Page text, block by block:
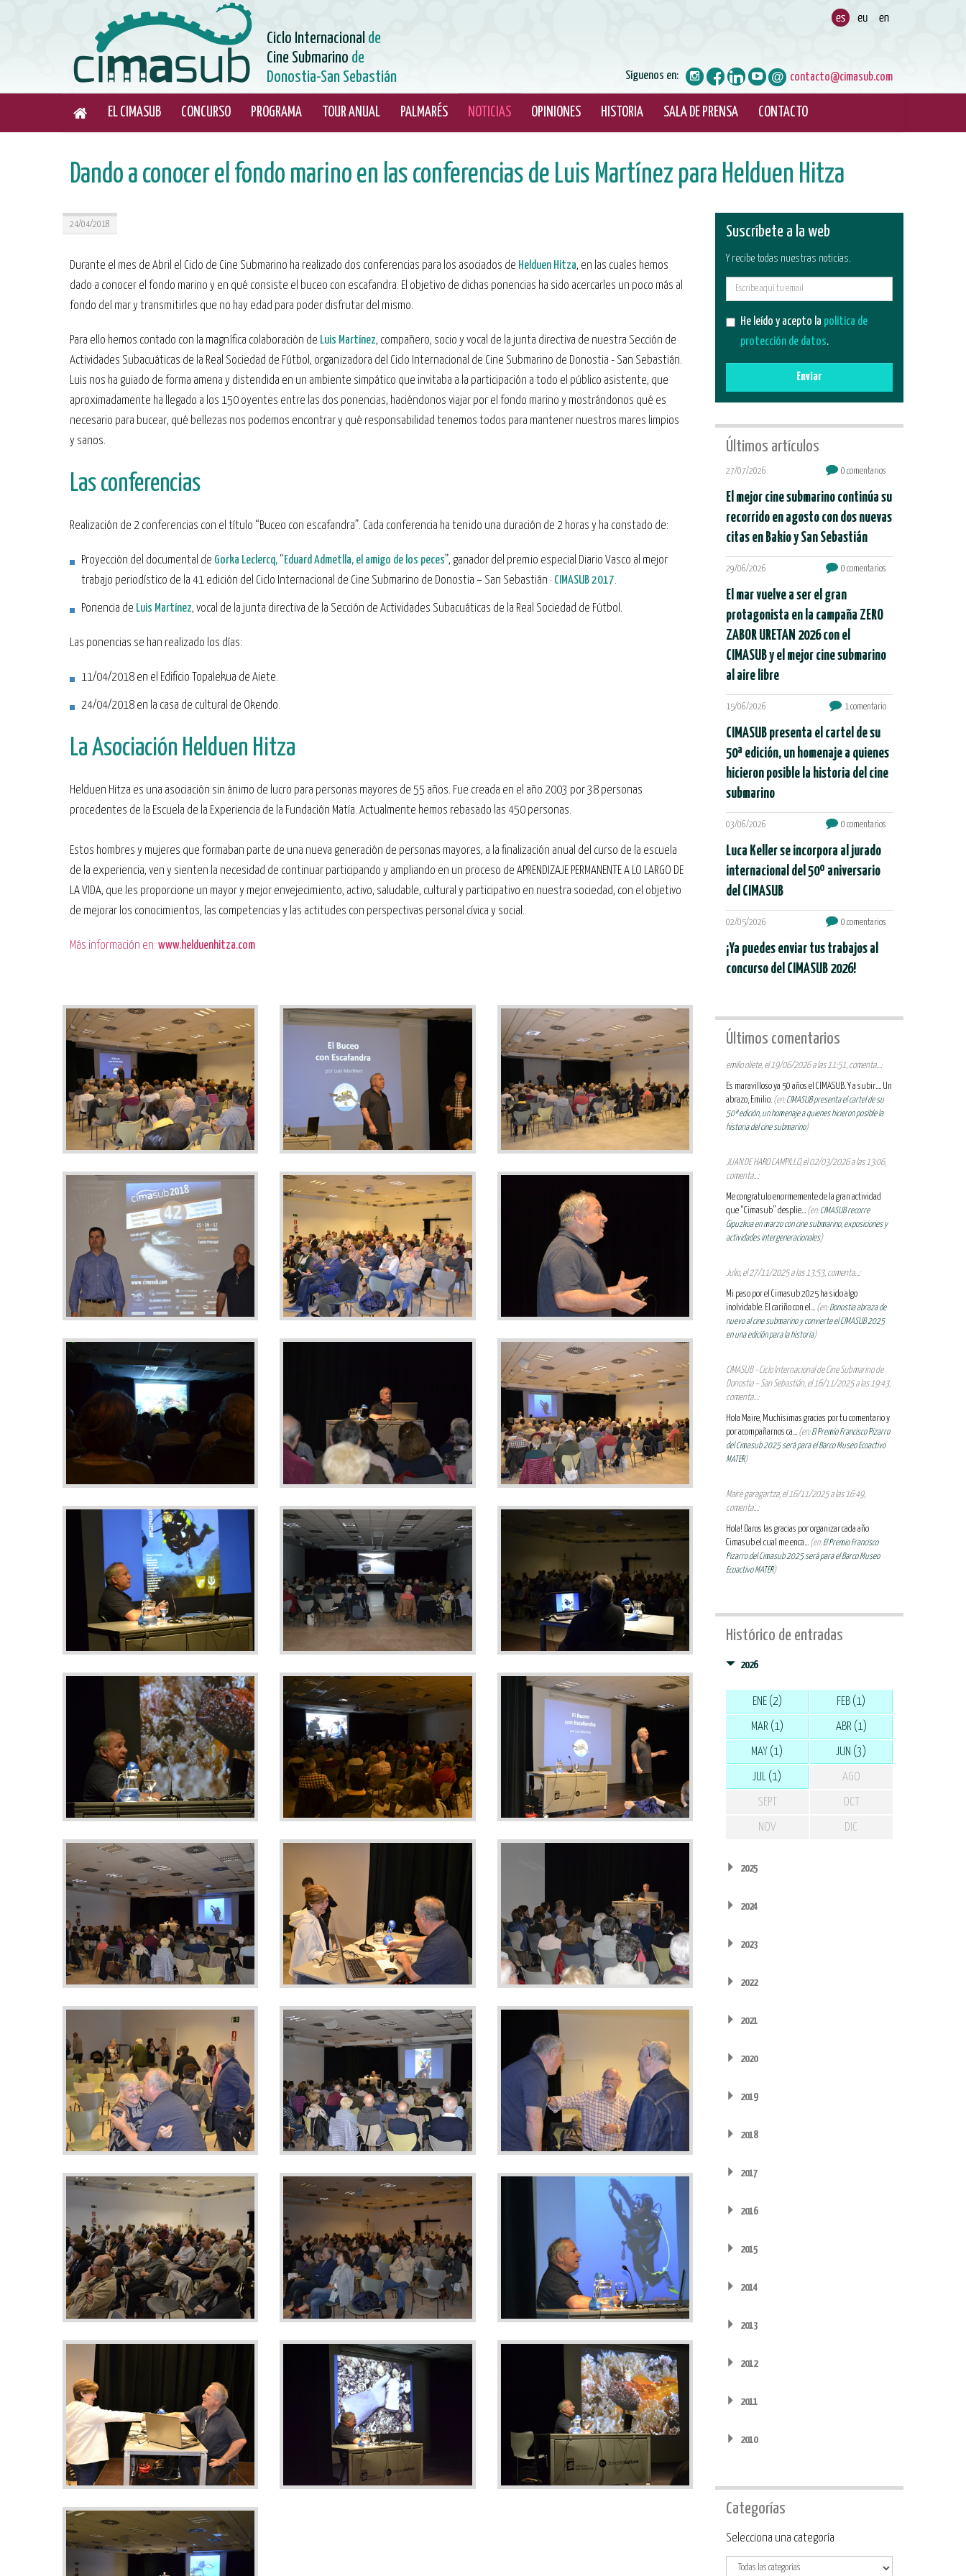
Ciclo Internacional de
Cine Submarino de
Donostia-San Sebastián
contacto@cimasub.com
Síguenos en:
EL CIMASUB CONCURSO PROGRAMA TOUR ANUAL PALMARÉS NOTICIAS OPINIONES HISTORIA SALA DE PRENSA CONTACTO
Dando a conocer el fondo marino en las conferencias de Luis Martínez para Helduen Hitza
24/04/2018
Durante el mes de Abril el Ciclo de Cine Submarino ha realizado dos conferencias para los asociados de Helduen Hitza, en las cuales hemos
dado a conocer el fondo marino y en qué consiste el buceo con escafandra. El objetivo de dichas ponencias ha sido acercarles un poco más al
fondo del mar y transmitirles que no hay edad para poder disfrutar del mismo.
Para ello hemos contado con la magnífica colaboración de Luis Martínez, compañero, socio y vocal de la junta directiva de nuestra Sección de
Actividades Subacuáticas de la Real Sociedad de Fútbol, organizadora del Ciclo Internacional de Cine Submarino de Donostia - San Sebastián.
Luis nos ha guiado de forma amena y distendida en un ambiente simpático que invitaba a la participación a todo el público asistente, que
aproximadamente ha llegado a los 150 oyentes entre las dos ponencias, haciéndonos viajar por el fondo marino y mostrándonos qué es
necesario para bucear, qué bellezas nos podemos encontrar y qué responsabilidad tenemos todos para mantener nuestros mares limpios
y sanos.
Las conferencias
Realización de 2 conferencias con el título “Buceo con escafandra”. Cada conferencia ha tenido una duración de 2 horas y ha constado de:
Proyección del documental de Gorka Leclercq, “Eduard Admetlla, el amigo de los peces”, ganador del premio especial Diario Vasco al mejor
trabajo periodístico de la 41 edición del Ciclo Internacional de Cine Submarino de Donostia – San Sebastián · CIMASUB 2017.
Ponencia de Luis Martínez, vocal de la junta directiva de la Sección de Actividades Subacuáticas de la Real Sociedad de Fútbol.
Las ponencias se han realizado los días:
11/04/2018 en el Edificio Topalekua de Aiete.
24/04/2018 en la casa de cultural de Okendo.
La Asociación Helduen Hitza
Helduen Hitza es una asociación sin ánimo de lucro para personas mayores de 55 años. Fue creada en el año 2003 por 38 personas
procedentes de la Escuela de la Experiencia de la Fundación Matía. Actualmente hemos rebasado las 450 personas.
Estos hombres y mujeres que formaban parte de una nueva generación de personas mayores, a la finalización anual del curso de la escuela
de la experiencia, ven y sienten la necesidad de continuar participando y ampliando en un proceso de APRENDIZAJE PERMANENTE A LO LARGO DE
LA VIDA, que les proporcione un mayor y mejor envejecimiento, activo, saludable, cultural y participativo en nuestra sociedad, con el objetivo
de mejorar los conocimientos, las competencias y las actitudes con perspectivas personal cívica y social.
Más información en: www.helduenhitza.com
Suscríbete a la web
Y recibe todas nuestras noticias.
He leído y acepto la política de
protección de datos.
Enviar
Últimos artículos
27/07/2026 0 comentarios
El mejor cine submarino continúa su
recorrido en agosto con dos nuevas
citas en Bakio y San Sebastián
29/06/2026 0 comentarios
El mar vuelve a ser el gran
protagonista en la campaña ZERO
ZABOR URETAN 2026 con el
CIMASUB y el mejor cine submarino
al aire libre
15/06/2026 1 comentario
CIMASUB presenta el cartel de su
50ª edición, un homenaje a quienes
hicieron posible la historia del cine
submarino
03/06/2026 0 comentarios
Luca Keller se incorpora al jurado
internacional del 50º aniversario
del CIMASUB
02/05/2026 0 comentarios
¡Ya puedes enviar tus trabajos al
concurso del CIMASUB 2026!
Últimos comentarios
emilio oliete, el 19/06/2026 a las 11:51, comenta...:
Es maravilloso ya 50 años el CIMASUB. Y a subir.... Un
abrazo, Emilio. (en:CIMASUB presenta el cartel de su
50ª edición, un homenaje a quienes hicieron posible la
historia del cine submarino)
JUAN DE HARO CAMPILLO, el 02/03/2026 a las 13:06,
comenta...:
Me congratulo enormemente de la gran actividad
que “Cimasub” desplie... (en:CIMASUB recorre
Gipuzkoa en marzo con cine submarino, exposiciones y
actividades intergeneracionales)
Julio, el 27/11/2025 a las 13:53, comenta...:
Mi paso por el Cimasub 2025 ha sido algo
inolvidable. El cariño con el... (en:Donostia abraza de
nuevo al cine submarino y convierte el CIMASUB 2025
en una edición para la historia)
CIMASUB - Ciclo Internacional de Cine Submarino de
Donostia – San Sebastián, el 16/11/2025 a las 19:43,
comenta...:
Hola Maire, Muchísimas gracias por tu comentario y
por acompañarnos ca... (en:El Premio Francisco Pizarro
del Cimasub 2025 será para el Barco Museo Ecoactivo
MATER)
Maire garagartza, el 16/11/2025 a las 16:49,
comenta...:
Hola! Daros las gracias por organizar cada año
Cimasub el cual me enca... (en:El Premio Francisco
Pizarro del Cimasub 2025 será para el Barco Museo
Ecoactivo MATER)
Histórico de entradas
2026
ENE (2) FEB (1)
MAR (1) ABR (1)
MAY (1) JUN (3)
JUL (1) AGO
SEPT OCT
NOV DIC
2025
2024
2023
2022
2021
2020
2019
2018
2017
2016
2015
2014
2013
2012
2011
2010
Categorías
Categoría
Selecciona una categoría